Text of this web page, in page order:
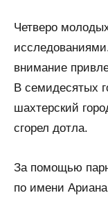
Четверо
внимание
В семидесятых
шахтерский
сгорел дотла.
За помощью
по имени